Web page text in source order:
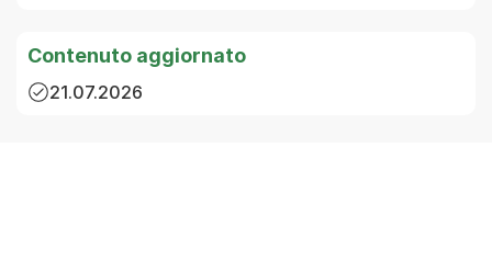
Contenuto aggiornato
21.07.2026